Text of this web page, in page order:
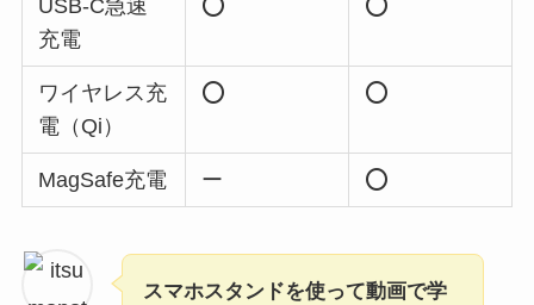
USB-C急速
充電
⭕️ ⭕️
ワイヤレス充
電（Qi）
⭕️ ⭕️
MagSafe充電 ー ⭕️
スマホスタンドを使って動画で学